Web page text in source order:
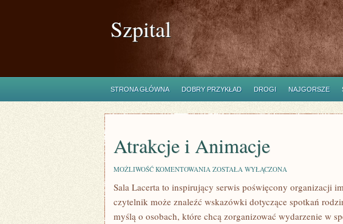
Szpital
STRONA GŁÓWNA DOBRY PRZYKŁAD DROGI NAJGORSZE
Atrakcje i Animacje
MOŻLIWOŚĆ KOMENTOWANIA ATRAKCJE
ANIMACJE
ZOSTAŁA WYŁĄCZONA
Sala Lacerta to inspirujący serwis poświęcony organizacji
czytelnik może znaleźć wskazówki dotyczące spotkań
myślą o osobach, które chcą zorganizować wydarzenie w